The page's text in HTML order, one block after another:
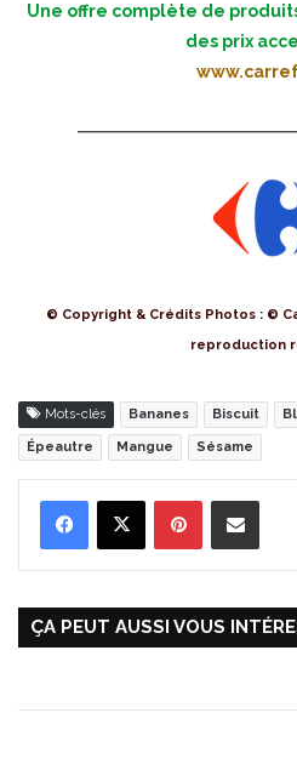
Une offre complète de
des prix
© Copyright & Crédits Photos : ©
reproduction
Mots-clés Bananes Biscuit
Épeautre Mangue Sésame
ÇA PEUT AUSSI VOUS